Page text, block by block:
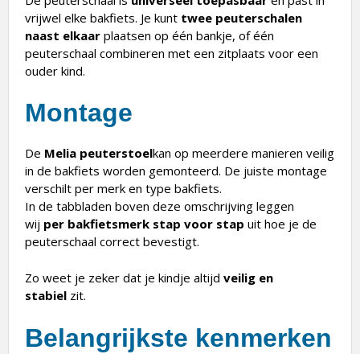
vrijwel elke bakfiets. Je kunt twee peuterschalen
naast elkaar plaatsen op één bankje, of één
peuterschaal combineren met een zitplaats voor een
ouder kind.
Montage
De Melia peuterstoelkan op meerdere manieren veilig
in de bakfiets worden gemonteerd. De juiste montage
verschilt per merk en type bakfiets.
In de tabbladen boven deze omschrijving leggen
wij per bakfietsmerk stap voor stap uit hoe je de
peuterschaal correct bevestigt.
Zo weet je zeker dat je kindje altijd veilig en
stabiel zit.
Belangrijkste kenmerken